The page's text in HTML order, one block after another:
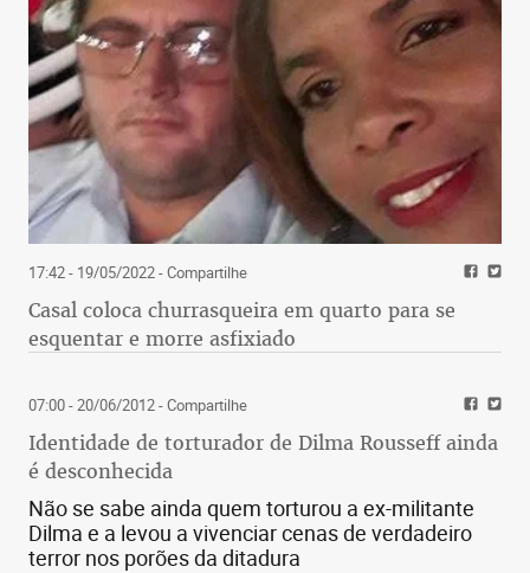
17:42 - 19/05/2022- Compartilhe
Casal coloca churrasqueira em quarto para se
esquentar e morre asfixiado
07:00 - 20/06/2012- Compartilhe
Identidade de torturador de Dilma Rousseff ainda
é desconhecida
Não se sabe ainda quem torturou a ex-militante
Dilma e a levou a vivenciar cenas de verdadeiro
terror nos porões da ditadura